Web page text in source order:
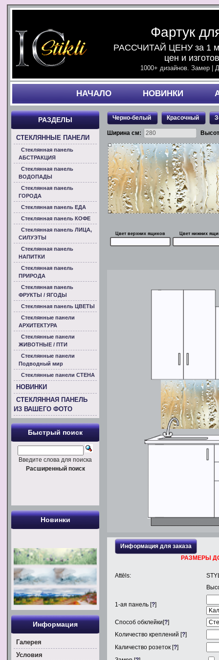
Фартук
РАССЧИТАЙ ЦЕНУ за 1
цен и
1000+ дизайнов. Замер |
НАЧАЛO НОВИНКИ
Черно-белый Красочный
Ширина см:
Цвет верхних ящиков Цвет нижних
Информация для заказа
РАЗМЕРЫ
Attēls:
1-ая панель [?]
Способ обклейки[?]
Kоличество креплений [?]
Каличество розеток [?]
РАЗДЕЛЫ
СТЕКЛЯННЫЕ ПАНЕЛИ
Стеклянная панель
АБСТРАКЦИЯ
Стеклянная панель
ВОДОПАДЫ
Стеклянная панель
ГОРОДА
Стеклянная панель ЕДА
Стеклянная панель КОФЕ
Стеклянная панель ЛИЦА,
СИЛУЭТЫ
Стеклянная панель
НАПИТКИ
Стеклянная панель
ПРИРОДА
Стеклянная панель
ФРУКТЫ / ЯГОДЫ
Стеклянная панель ЦВЕТЫ
Стеклянные панели
АРХИТЕКТУРА
Стеклянные панели
ЖИВОТНЫЕ / ПТИ
Стеклянные панели
Подводный мир
Стеклянные панели СТЕНА
НОВИНКИ
СТЕКЛЯННАЯ ПАНЕЛЬ
ИЗ ВАШЕГО ФОТО
Быстрый поиск
Введите слова для поиска
Расширенный поиск
Новинки
Информация
Галерея
Условия